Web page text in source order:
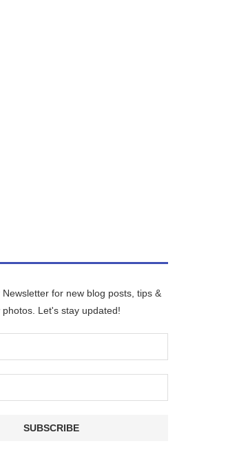
for new blog posts, tips &
photos. Let's stay updated!